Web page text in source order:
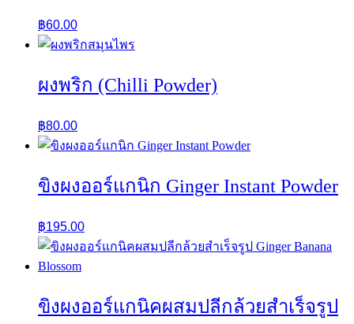
฿60.00
ผงพริก (Chilli Powder)
฿80.00
ขิงผงออร์แกนิก Ginger Instant Powder
฿195.00
ขิงผงออร์แกนิคผสมปลีกล้วยสำเร็จรูป